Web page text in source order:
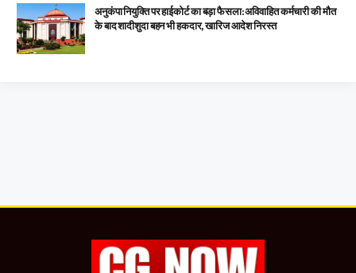
अनुकंपा नियुक्ति पर हाईकोर्ट का बड़ा फैसला: अविवाहित कर्मचारी की मौत
के बाद शादीशुदा बहन भी हकदार, खारिज आदेश निरस्त